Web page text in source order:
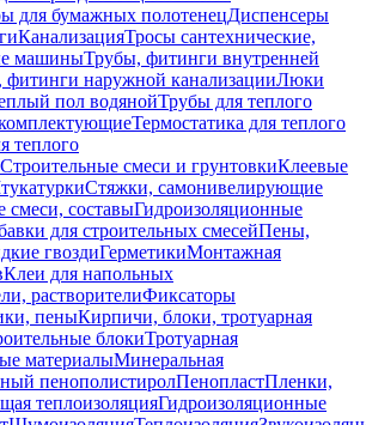
для бумажных полотенецДиспенсеры
КанализацияТросы сантехнические,
машиныТрубы, фитинги внутренней
фитинги наружной канализацииЛюки
пол водянойТрубы для теплого
Термостатика для теплого
теплого
Строительные смеси и грунтовкиКлеевые
Стяжки, самонивелирующие
смеси, составыГидроизоляционные
для строительных смесейПены,
гвоздиГерметикиМонтажная
Клеи для напольных
растворителиФиксаторы
пеныКирпичи, блоки, тротуарная
блокиТротуарная
материалыМинеральная
пенополистиролПенопластПленки,
теплоизоляцияГидроизоляционные